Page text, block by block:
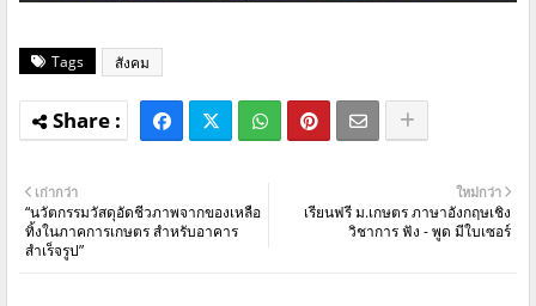
Tags สังคม
ใหม่กว่า
เรียนฟรี ม.เกษตร ภาษาอังกฤษเชิง
วิชาการ ฟัง - พูด มีใบเซอร์
เก่ากว่า
“นวัตกรรมวัสดุอัดชีวภาพจากของเหลือ
ทิ้งในภาคการเกษตร สำหรับอาคาร
สำเร็จรูป”